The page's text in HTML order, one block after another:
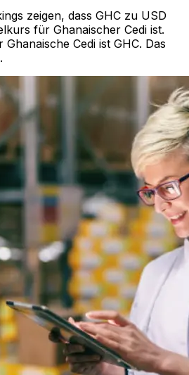
zeigen, dass GHC zu USD
für Ghanaischer Cedi ist.
Cedi ist GHC. Das